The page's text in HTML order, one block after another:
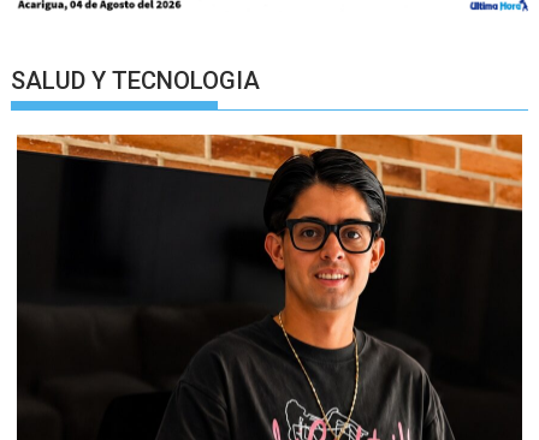
SALUD Y TECNOLOGIA